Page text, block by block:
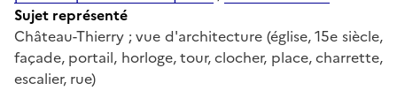
Sujet représenté
Château-Thierry ; vue d'architecture (église, 15e siècle,
façade, portail, horloge, tour, clocher, place, charrette,
escalier, rue)